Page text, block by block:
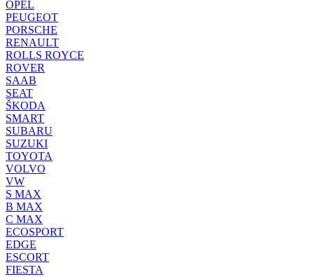
OPEL
PEUGEOT
PORSCHE
RENAULT
ROLLS ROYCE
ROVER
SAAB
SEAT
ŠKODA
SMART
SUBARU
SUZUKI
TOYOTA
VOLVO
VW
S MAX
B MAX
C MAX
ECOSPORT
EDGE
ESCORT
FIESTA